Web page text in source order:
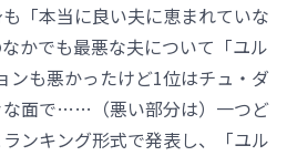
「本当に良い夫に恵まれていな
かでも最悪な夫について「ユル
ンも悪かったけど1位はチュ・ダ
な面で……（悪い部分は）一つど
ンキング形式で発表し、「ユル